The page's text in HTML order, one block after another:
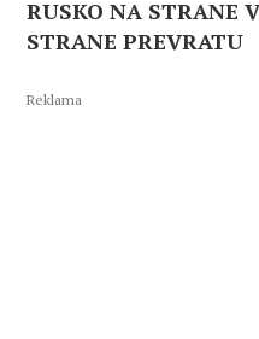
RUSKO NA STRANE
STRANE PREVRATU
Reklama